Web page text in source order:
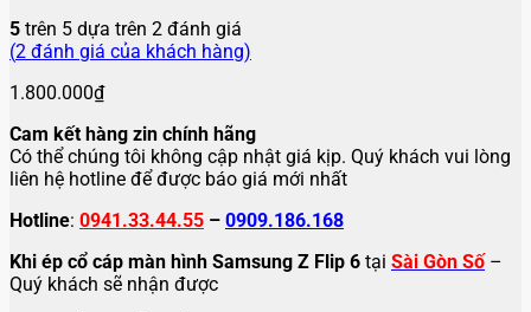
5 trên 5 dựa trên 2 đánh giá
(2 đánh giá của khách hàng)
1.800.000₫
Cam kết hàng zin chính hãng
Có thể chúng tôi không cập nhật giá kịp. Quý khách vui lòng
liên hệ hotline để được báo giá mới nhất
Hotline: 0941.33.44.55 – 0909.186.168
Khi ép cổ cáp màn hình Samsung Z Flip 6 tại Sài Gòn Số–
Quý khách sẽ nhận được